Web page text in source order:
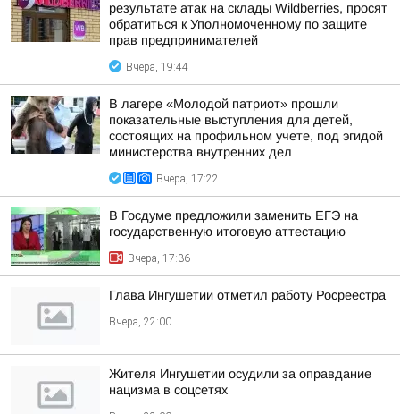
результате атак на склады Wildberries, просят
обратиться к Уполномоченному по защите
прав предпринимателей
Вчера, 19:44
В лагере «Молодой патриот» прошли
показательные выступления для детей,
состоящих на профильном учете, под эгидой
министерства внутренних дел
Вчера, 17:22
В Госдуме предложили заменить ЕГЭ на
государственную итоговую аттестацию
Вчера, 17:36
Глава Ингушетии отметил работу Росреестра
Вчера, 22:00
Жителя Ингушетии осудили за оправдание
нацизма в соцсетях